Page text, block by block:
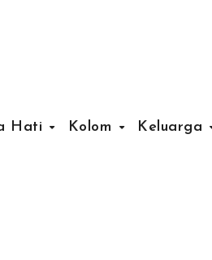
Hati Kolom Keluarga